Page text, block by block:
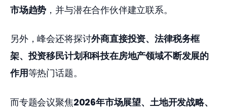
市场趋势 ，并与潜在合作伙伴建立联系。
另外，峰会还将探讨外商直接投资、法律税务框
架、投资移民计划和科技在房地产领域不断发展的
作用等热门话题。
而专题会议聚焦2026年市场展望、土地开发战略、